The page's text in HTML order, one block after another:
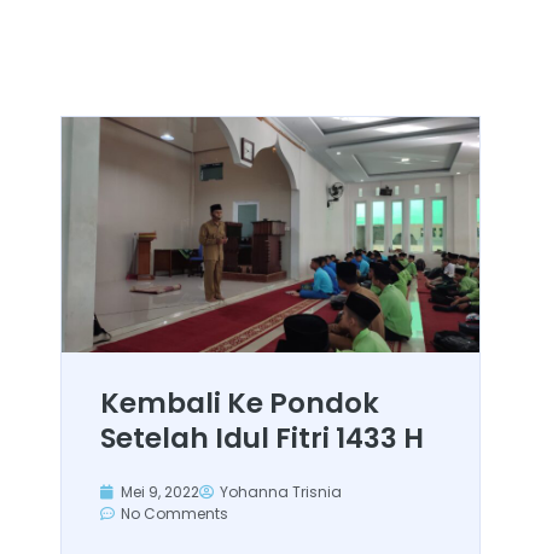
Kembali Ke Pondok
Setelah Idul Fitri 1433 H
Mei 9, 2022
Yohanna Trisnia
No Comments